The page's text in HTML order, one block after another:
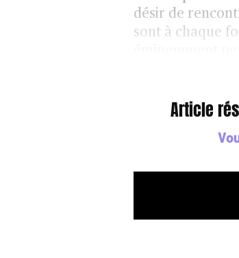
désir de
sont à chaque
Article